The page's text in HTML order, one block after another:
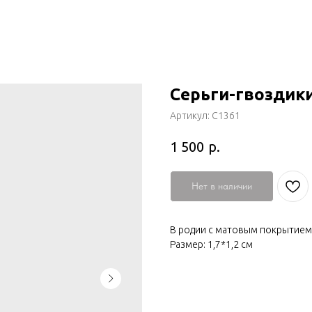
Серьги-
Артикул: С1361
1 500 р.
Нет в наличии
В родии с матовым покрытием
Размер: 1,7*1,2 см